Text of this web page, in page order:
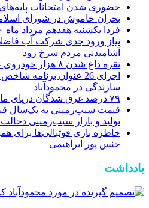
حضوری شدن امتحانات
بحران خاموش در شورای
فردا یکشنبه هفدهم مرداد ماه ۱۴۰۰ ، محمودآباد چه خبره؟
نیاز ورود جدی شرکت آب
آشامیدنی مردم سرخ رود
نقره داغ شدن ۸ هزار خودروی غیربومی در مازندران
اجرای 26 عنوان برنامه
سازندگی در محمودآباد
۷۹ درصد غرق شدگان دریای مازندران غیربومی هستند
قیمت سیب‌زمینی به یک‌سال
تولید و بازار سیب‌زمینی دخالت
خاطره بازی فوتبالی‌ها برای
جنس پور ابراهیمی
یادداشت